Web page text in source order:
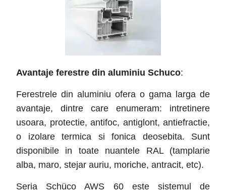
Avantaje ferestre din aluminiu Schuco:
Ferestrele din aluminiu ofera o gama larga de
avantaje, dintre care enumeram: intretinere
usoara, protectie, antifoc, antiglont, antiefractie,
o izolare termica si fonica deosebita. Sunt
disponibile in toate nuantele RAL (tamplarie
alba, maro, stejar auriu, moriche, antracit, etc).
Seria Schüco AWS 60 este sistemul de